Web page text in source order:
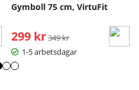
Gymboll 75 cm, VirtuFit
299 kr Ordinarie pris:
349 kr
1-5 arbetsdagar